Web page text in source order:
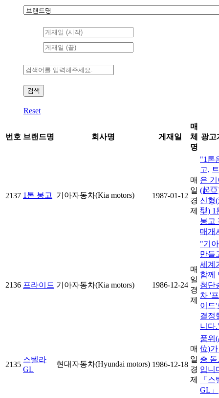
Reset
번호 브랜드명 회사명 게재일
매
체
명
광고
2137 1톤 봉고 기아자동차(Kia motors) 1987-01-12
매
일
경
제
"1톤
고,
은
(起亞
신형
型) 1
봉고
매개
2136 프라이드 기아자동차(Kia motors) 1986-12-24
매
일
경
제
"기
만들
세계
함께
첨단
차 '
이드'
결정
니다
2135
스텔라
GL
현대자동차(Hyundai motors) 1986-12-18
매
일
경
제
품위
位)
층
입니
「
GL」